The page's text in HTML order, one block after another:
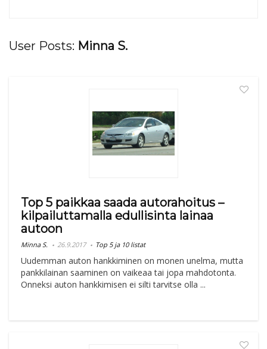
User Posts: Minna S.
Top 5 paikkaa saada autorahoitus –
kilpailuttamalla edullisinta lainaa
autoon
Minna S. 26.9.2017 Top 5 ja 10 listat
Uudemman auton hankkiminen on monen unelma, mutta
pankkilainan saaminen on vaikeaa tai jopa mahdotonta.
Onneksi auton hankkimisen ei silti tarvitse olla ...